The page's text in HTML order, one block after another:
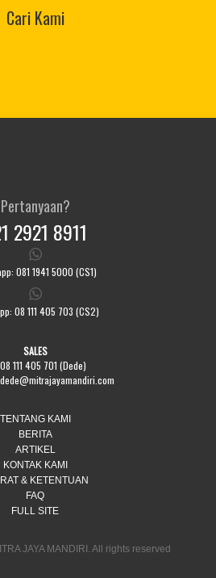
Cari Kami
Pertanyaan?
2921 8911
081 1941 5000 (CS1)
08 111 405 703 (CS2)
SALES
08 111 405 701 (Dede)
dede@mitrajayamandiri.com
TENTANG KAMI
BERITA
ARTIKEL
KONTAK KAMI
& KETENTUAN
FAQ
FULL SITE
JAYA MANDIRI. All rights reserved